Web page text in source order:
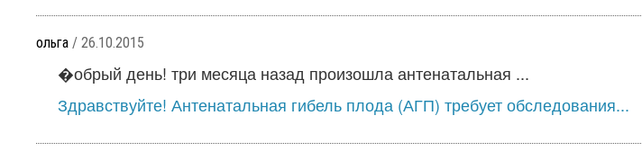
ольга / 26.10.2015
�обрый день! три месяца назад произошла антенатальная ...
Здравствуйте! Антенатальная гибель плода (АГП) требует обследования...